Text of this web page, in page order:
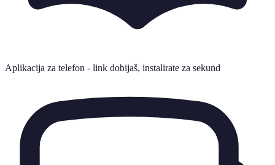
Aplikacija za telefon - link dobijaš, instalirate za sekund